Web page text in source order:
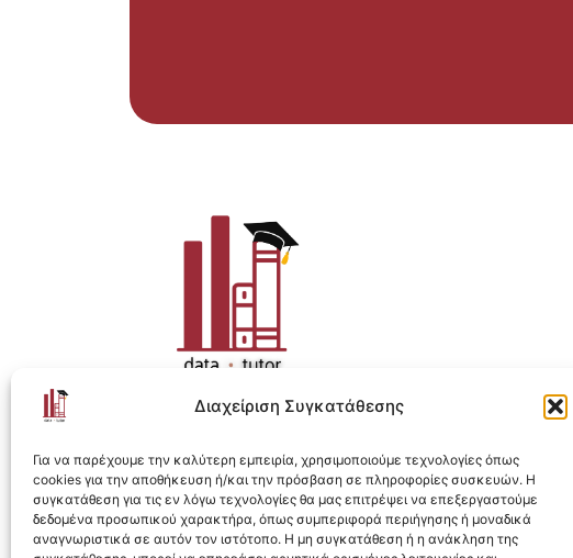
Διαχείριση Συγκατάθεσης
Για να παρέχουμε την καλύτερη εμπειρία, χρησιμοποιούμε τεχνολογίες όπως
cookies για την αποθήκευση ή/και την πρόσβαση σε πληροφορίες συσκευών. Η
συγκατάθεση για τις εν λόγω τεχνολογίες θα μας επιτρέψει να επεξεργαστούμε
δεδομένα προσωπικού χαρακτήρα, όπως συμπεριφορά περιήγησης ή μοναδικά
αναγνωριστικά σε αυτόν τον ιστότοπο. Η μη συγκατάθεση ή η ανάκληση της
Η ολοκληρωμένη e-learning λύση για Data Analytics.